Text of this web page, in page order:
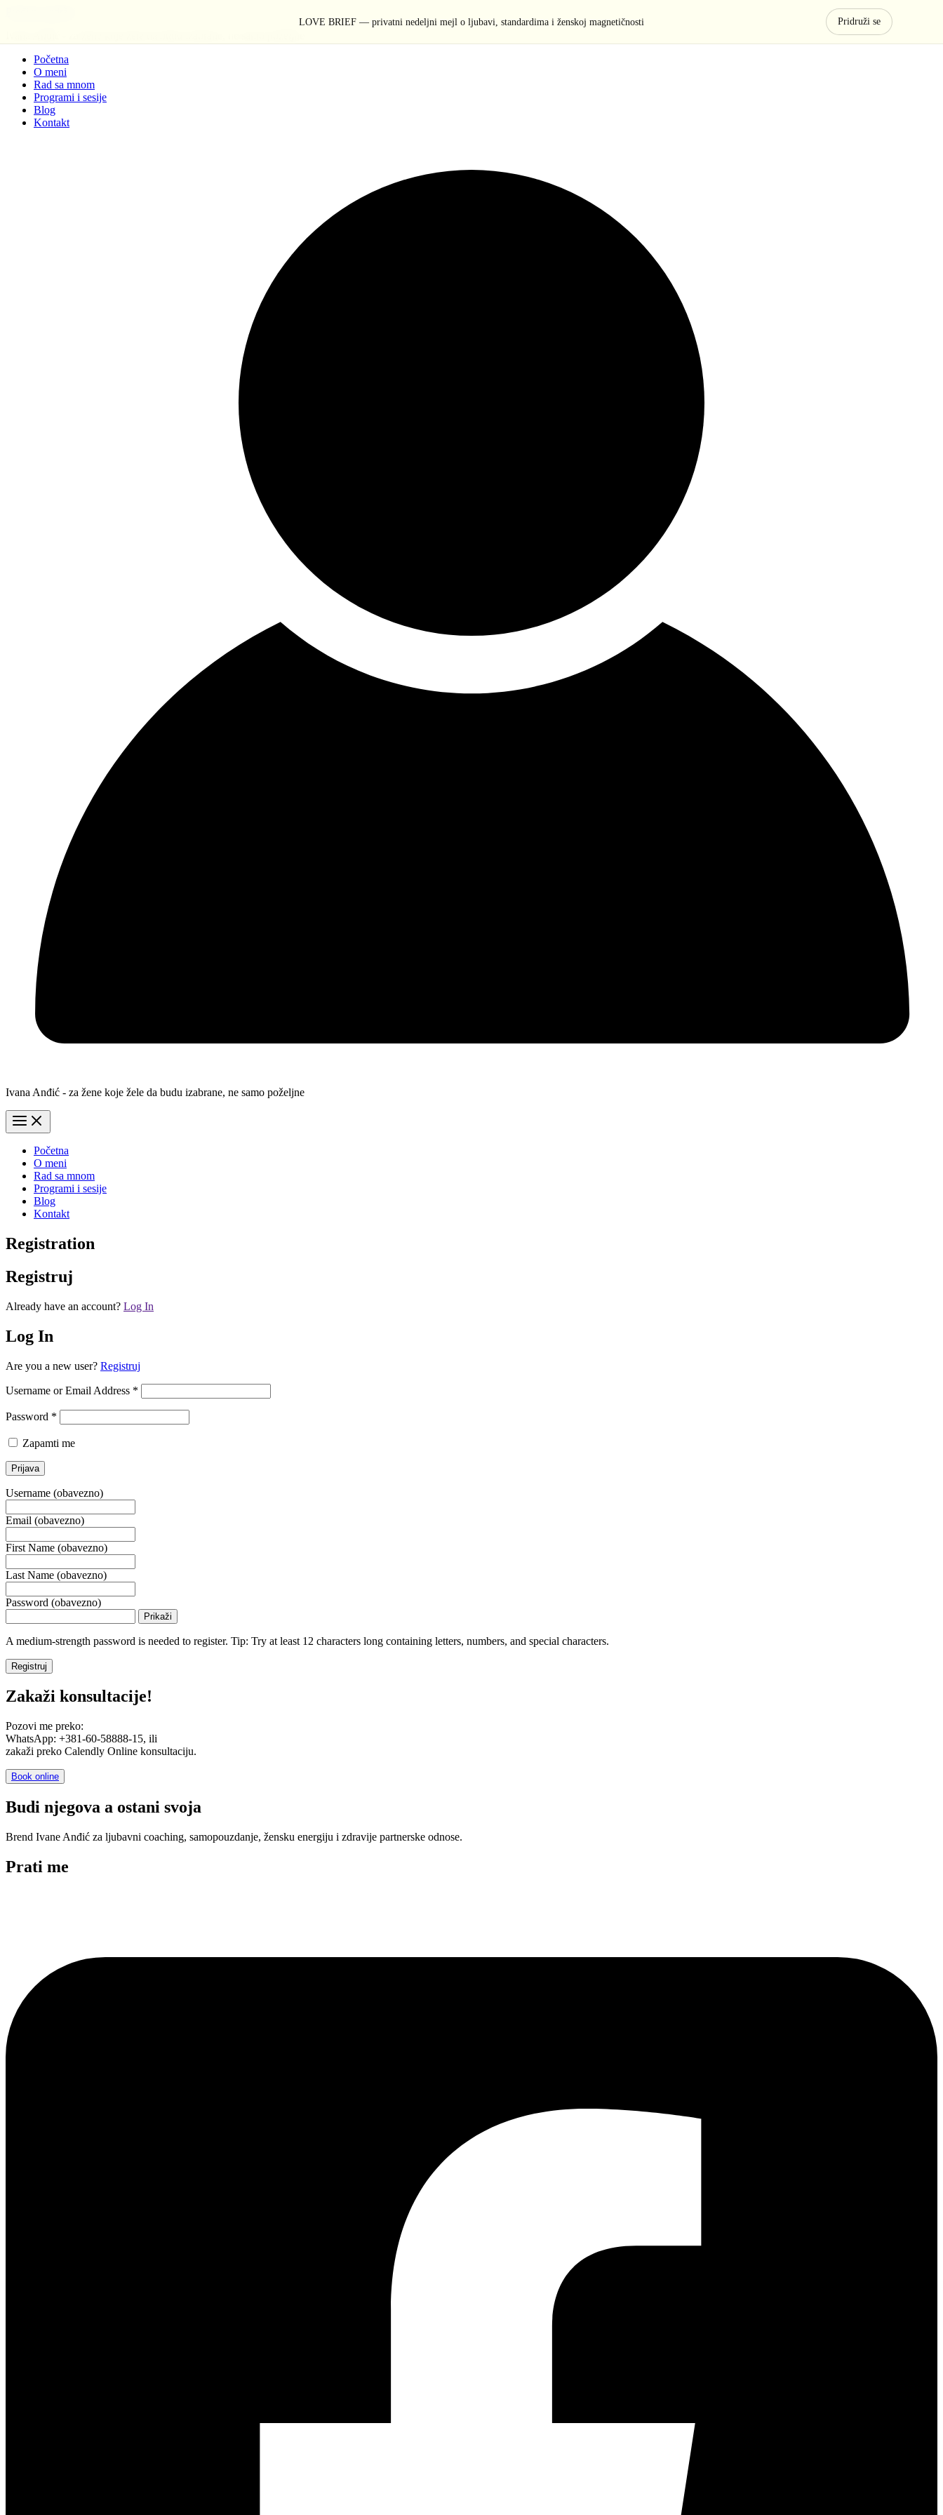
LOVE BRIEF — privatni nedeljni mejl o ljubavi, standardima i ženskoj magnetičnosti Pridruži se
Početna
O meni
Rad sa mnom
Programi i sesije
Blog
Kontakt
Ivana Anđić - za žene koje žele da budu izabrane, ne samo poželjne
Početna
O meni
Rad sa mnom
Programi i sesije
Blog
Kontakt
Registration
Registruj
Already have an account? Log In
Log In
Are you a new user? Registruj
Username or Email Address *
Password *
Zapamti me
Username (obavezno)
Email (obavezno)
First Name (obavezno)
Last Name (obavezno)
Password (obavezno)
Prikaži
A medium-strength password is needed to register. Tip: Try at least 12 characters long containing letters, numbers, and special characters.
Zakaži konsultacije!
Pozovi me preko:
WhatsApp: +381-60-58888-15, ili
zakaži preko Calendly Online konsultaciju.
Book online
Budi njegova a ostani svoja
Brend Ivane Anđić za ljubavni coaching, samopouzdanje, žensku energiju i zdravije partnerske odnose.
Prati me